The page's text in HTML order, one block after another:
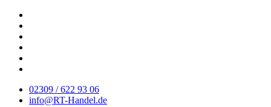
02309 / 622 93 06
info@RT-Handel.de